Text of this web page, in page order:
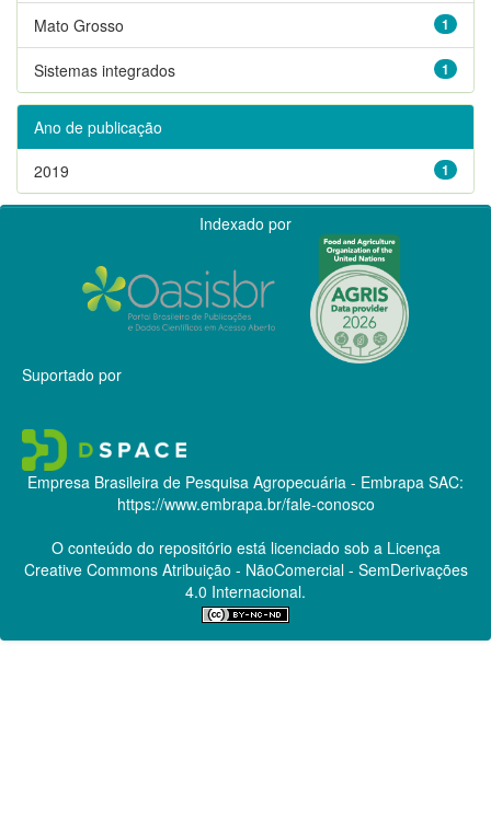
1
Mato Grosso
1
Sistemas integrados
Ano de publicação
1
2019
Indexado por
Suportado por
Empresa Brasileira de Pesquisa Agropecuária - Embrapa SAC:
https://www.embrapa.br/fale-conosco
O conteúdo do repositório está licenciado sob a Licença
Creative CommonsAtribuição - NãoComercial - SemDerivações
4.0 Internacional.